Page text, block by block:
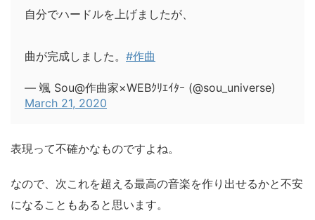
自分でハードルを上げましたが、
曲が完成しました。 #作曲
— 颯 Sou@作曲家×WEBｸﾘｴｲﾀｰ (@sou_universe)
March 21, 2020
表現って不確かなものですよね。
なので、次これを超える最高の音楽を作り出せるかと不安
になることもあると思います。